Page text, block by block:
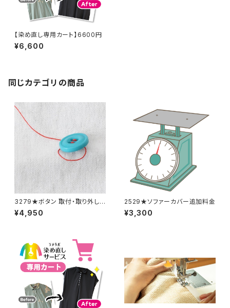
【染め直し専用カート】6600円
¥6,600
同じカテゴリの商品
3279★ボタン 取付・取り外し
料金(15個分)
¥4,950
2529★ソファーカバー追加料金
¥3,300